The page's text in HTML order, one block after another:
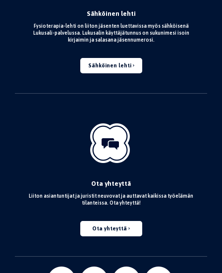
Sähköinen lehti
Fysioterapia-lehti on liiton jäsenten luettavissa myös sähköisenä
Lukusali-palvelussa. Lukusalin käyttäjätunnus on sukunimesi isoin
kirjaimin ja salasana jäsennumerosi.
Sähköinen lehti
Ota yhteyttä
Liiton asiantuntijat ja juristit neuvovat ja auttavat kaikissa työelämän
tilanteissa. Ota yhteyttä!
Ota yhteyttä